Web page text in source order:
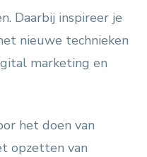
Daarbij inspireer je
nieuwe technieken
marketing en
het doen van
opzetten van